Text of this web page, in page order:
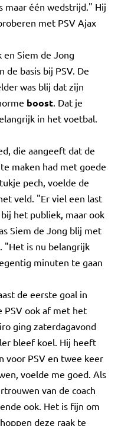
maar één wedstrijd." Hij
met PSV Ajax
en Siem de Jong
de basis bij PSV. De
was blij dat zijn
boost. Dat je
in het voetbal.
die aangeeft dat de
maken had met goede
pech, voelde de
veld. "Er viel een last
het publiek, maar ook
Siem de Jong blij met
"Het is nu belangrijk
minuten te gaan
de eerste goal in
PSV ook af met het
ging zaterdagavond
bleef koel. Hij heeft
voor PSV en twee keer
voelde me goed. Als
van de coach
ook. Het is fijn om
deze raak te